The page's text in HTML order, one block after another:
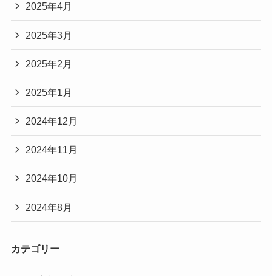
2025年4月
2025年3月
2025年2月
2025年1月
2024年12月
2024年11月
2024年10月
2024年8月
カテゴリー